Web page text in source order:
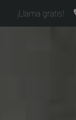
¡Llama gratis!